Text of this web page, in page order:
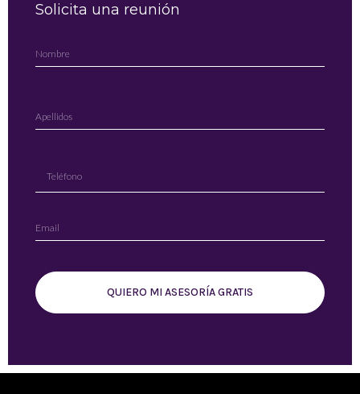
Solicita una reunión
QUIERO MI ASESORÍA GRATIS